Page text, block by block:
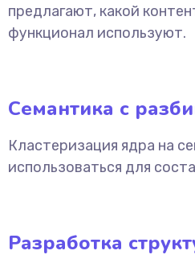
предлагают, какой
функционал используют.
Семантика с
Кластеризация ядра на
использоваться для
Разработка